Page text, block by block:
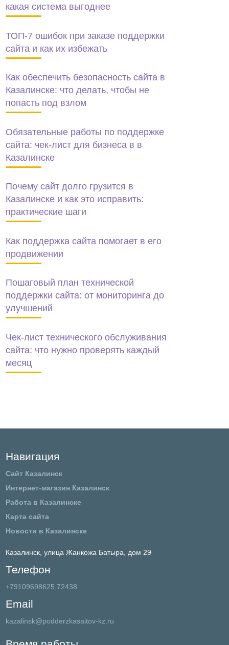
какая система выгоднее
ТОП-7 ошибок при заказе поддержки
сайта и как их избежать
Как обеспечить безопасность сайта в
Казалинске: что делать, чтобы не
попасть под взлом
Обязательные работы по поддержке
сайта: чек-лист для бизнеса в в
Казалинске
Почему сайт долго грузится в
Казалинске и как это исправить:
практические шаги
Как поддержка сайта помогает в его
продвижении
Пошаговый план технической
поддержки сайта: от мониторинга до
улучшений
Чек-лист технического обслуживания
сайта: что нужно проверять каждый
месяц
Навигация
Сайт Казалинск
Интернет-магазин Казалинск
Работа в Казалинске
Карта сайта
Новости в Казалинске
Казалинск, улица Жанкожа Батыра, дом 29
Телефон
+79109698625,72438
Email
kazalinsk@podderzkasaitov-kz.ru